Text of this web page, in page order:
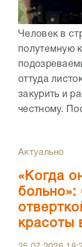
Человек в
полутемную
оттуда
закурить и
честному.
Актуально
«Когда
красоты